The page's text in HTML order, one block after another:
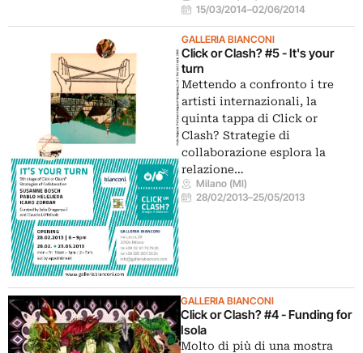
15/03/2014–02/06/2014
GALLERIA BIANCONI
Click or Clash? #5 - It's your
turn
Mettendo a confronto i tre
artisti internazionali, la
quinta tappa di Click or
Clash? Strategie di
collaborazione esplora la
relazione…
Milano (MI)
28/02/2013–25/05/2013
GALLERIA BIANCONI
Click or Clash? #4 - Funding for
Isola
Molto di più di una mostra